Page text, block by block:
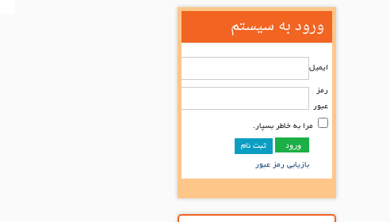
ورود به سیستم
ایمیل
رمز
عبور
مرا به خاطر بسپار.
ثبت نام
بازیابی رمز عبور